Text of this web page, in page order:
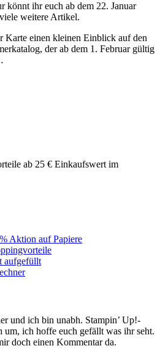
könnt ihr euch ab dem 22. Januar
weitere Artikel.
Karte einen kleinen Einblick auf den
der ab dem 1. Februar gültig
ab 25 € Einkaufswert im
und ich bin unabh. Stampin’ Up!-
um, ich hoffe euch gefällt was ihr seht.
doch einen Kommentar da.